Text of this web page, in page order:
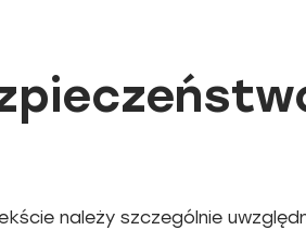
należy szczególnie